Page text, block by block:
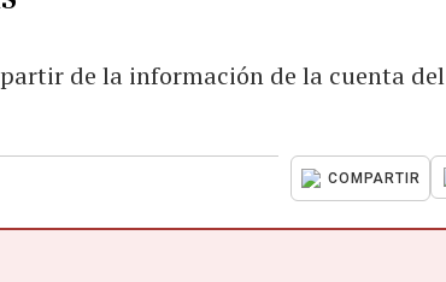
de la información de la cuenta del
COMPARTIR